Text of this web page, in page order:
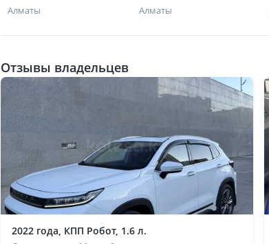
Алматы Алматы
Отзывы владельцев
2022 года, КПП Робот, 1.6 л.